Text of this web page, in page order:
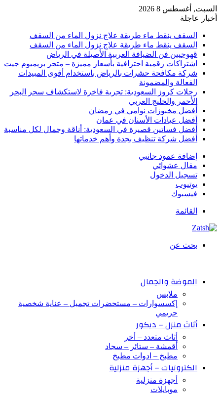
السبت, أغسطس 8 2026
أخبار عاجلة
السقف ينقط ماء طريقة علاج نزول الماء من السقف
السقف ينقط ماء طريقة علاج نزول الماء من السقف
قهوجيين فن الضيافة العربية الأصيلة في الرياض
اشتراكات رقمية احترافية بأسعار مميزة – متجر بريميوم جيت
شركة مكافحة حشرات بالرياض باستخدام أقوى المبيدات
الفعالة والمضمونة
رحلات كروز السعودية: تجربة فاخرة لاستكشاف سحر البحر
الأحمر والخليج العربي
أفضل مخبوزات نوامي في رمضان
أفضل عيادات الأسنان في عمان
أفضل فساتين قصيرة في السعودية: أناقة وجمال لكل مناسبة
أفضل شركة تنظيف بجدة وأهم خدماتها
إضافة عمود جانبي
مقال عشوائي
تسجيل الدخول
يوتيوب
فيسبوك
القائمة
بحث عن
الموضة والجمال
ملابس
إكسسوارات – مستحضرات تجميل – عناية شخصية
حريمي
أثاث منزل – ديكور
أثاث متعدد – أخر
أقمشة – ستائر – سجاد
مطبخ – ادوات مطبخ
الكترونيات – أجهزة منزلية
أجهزة منزلية
موبايلات